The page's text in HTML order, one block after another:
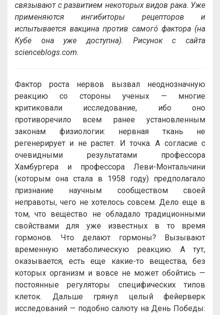
связывают с развитием некоторых видов рака. Уже
применяются ингибиторы рецепторов и
испытывается вакцина против самогό фактора (на
Кубе она уже доступна). Рисунок с сайта
scienceblogs.com.
Фактор роста нервов вызвал неоднозначную
реакцию со стороны ученых — многие
критиковали исследование, ибо оно
противоречило всем ранее установленным
законам физиологии: нервная ткань не
регенерирует и не растет. И точка. А согласие с
очевидными результатами профессора
Хамбургера и профессора Леви-Монтальчини
(которым она стала в 1958 году) предполагало
признание научным сообществом своей
неправоты, чего не хотелось совсем. Дело еще в
том, что вещество не обладало традиционными
свойствами для уже известных в то время
гормонов. Что делают гормоны? Вызывают
временную метаболическую реакцию. А тут,
оказывается, есть еще какие-то вещества, без
которых организм и вовсе не может обойтись —
постоянные регуляторы специфических типов
клеток. Дальше грянул целый фейерверк
исследований — подобно салюту на День Победы: